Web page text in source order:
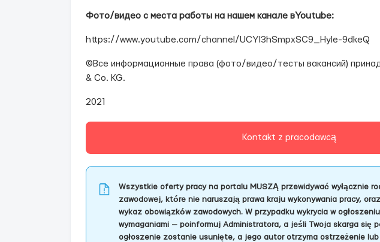
Фото/видео с места работы на нашем канале вYoutube:
https://www.youtube.com/channel/UCYI3hSmpxSC9_HyIe-9dkeQ
©Все информационные права (фото/видео/тесты вакансий)
& Co. KG.
2021
Kontakt z pracodawcą
Wszystkie oferty pracy na portalu MUSZĄ przewidywać wyłącznie
zawodowej, które nie naruszają prawa kraju wykonywania pracy,
wykaz obowiązków zawodowych. W przypadku wykrycia w
wymaganiami — poinformuj Administratora, a jeśli Twoja skarga się
ogłoszenie zostanie usunięte, a jego autor otrzyma ostrzeżenie